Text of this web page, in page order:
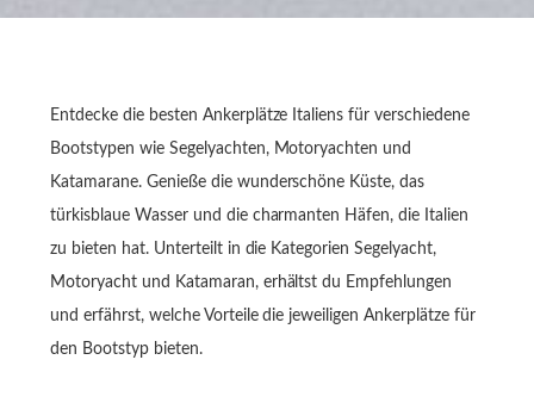
Entdecke die besten Ankerplätze Italiens für verschiedene
Bootstypen wie Segelyachten, Motoryachten und
Katamarane. Genieße die wunderschöne Küste, das
türkisblaue Wasser und die charmanten Häfen, die Italien
zu bieten hat. Unterteilt in die Kategorien Segelyacht,
Motoryacht und Katamaran, erhältst du Empfehlungen
und erfährst, welche Vorteile die jeweiligen Ankerplätze für
den Bootstyp bieten.